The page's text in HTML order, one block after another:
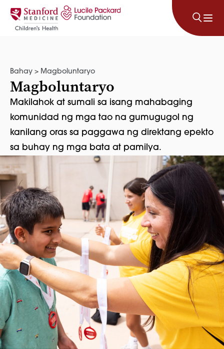
Lumaktaw sa nilalaman
Bahay > Magboluntaryo
Magboluntaryo
Makilahok at sumali sa isang mahabaging
komunidad ng mga tao na gumugugol ng
kanilang oras sa paggawa ng direktang epekto
sa buhay ng mga bata at pamilya.